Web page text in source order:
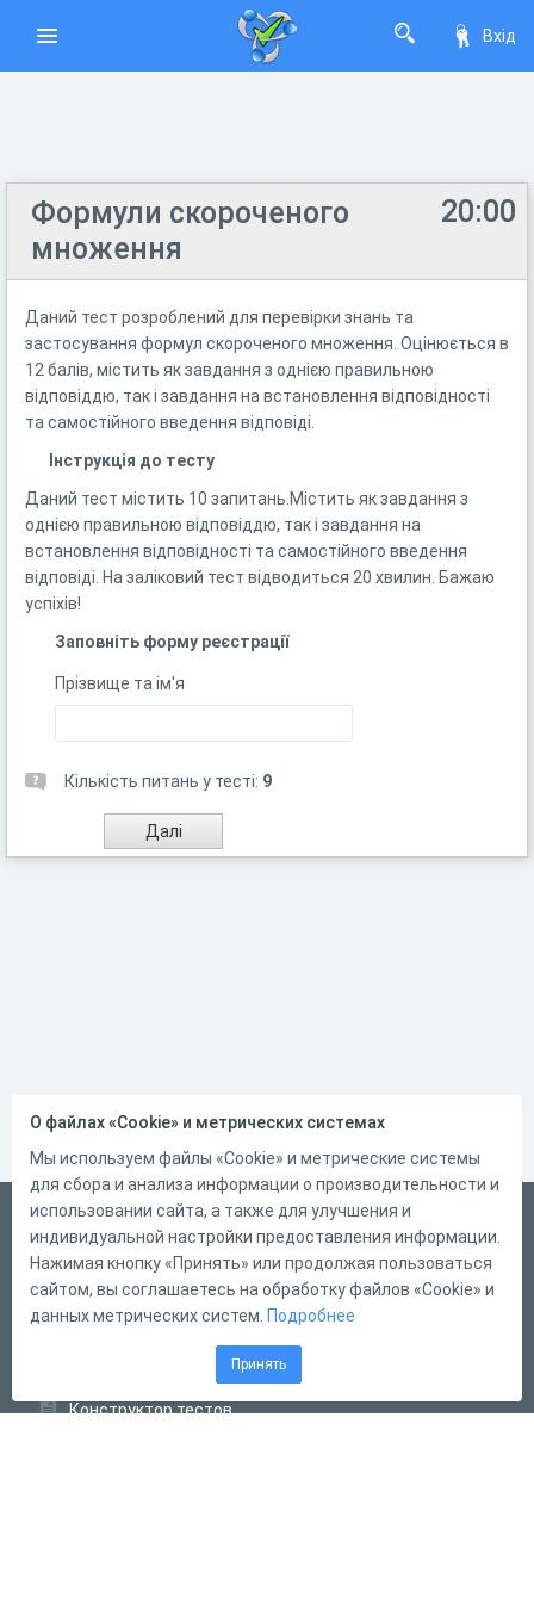
Вхід
20:00
Формули скороченого
множення
Даний тест розроблений для перевірки знань та
застосування формул скороченого множення. Оцінюється в
12 балів, містить як завдання з однією правильною
відповіддю, так і завдання на встановлення відповідності
та самостійного введення відповіді.
Інструкція до тесту
Даний тест містить 10 запитань.Містить як завдання з
однією правильною відповіддю, так і завдання на
встановлення відповідності та самостійного введення
відповіді. На заліковий тест відводиться 20 хвилин. Бажаю
успіхів!
Заповніть форму реєстрації
Прізвище та ім'я
Кількість питань у тесті: 9
Український
Справка
Форма обратной связи
Конструктор тестов
О файлах «Cookie» и метрических системах
Мы используем файлы «Cookie» и метрические системы
для сбора и анализа информации о производительности и
использовании сайта, а также для улучшения и
индивидуальной настройки предоставления информации.
Нажимая кнопку «Принять» или продолжая пользоваться
сайтом, вы соглашаетесь на обработку файлов «Cookie» и
данных метрических систем. Подробнее
Принять